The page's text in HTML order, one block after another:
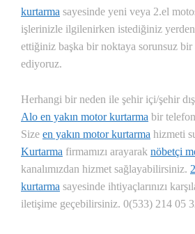
kurtarma sayesinde yeni veya 2.el
işlerinizle ilgilenirken istediğiniz yerden
ettiğiniz başka bir noktaya sorunsuz
ediyoruz.
Herhangi bir neden ile şehir içi/şehir
Alo en yakın motor kurtarma bir telefon
Size en yakın motor kurtarma hizmeti
Kurtarma firmamızı arayarak nöbetçi
kanalımızdan hizmet sağlayabilirsiniz.
kurtarma sayesinde ihtiyaçlarınızı
iletişime geçebilirsiniz. 0(533) 214 05